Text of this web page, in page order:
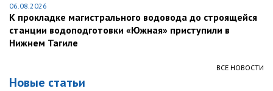
06.08.2026
К прокладке магистрального водовода до строящейся
станции водоподготовки «Южная» приступили в
Нижнем Тагиле
ВСЕ НОВОСТИ
Новые статьи